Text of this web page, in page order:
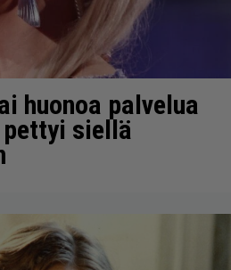
huonoa palvelua
siellä